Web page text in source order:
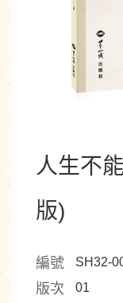
人生不
版)
編號 SH32-
版次 01